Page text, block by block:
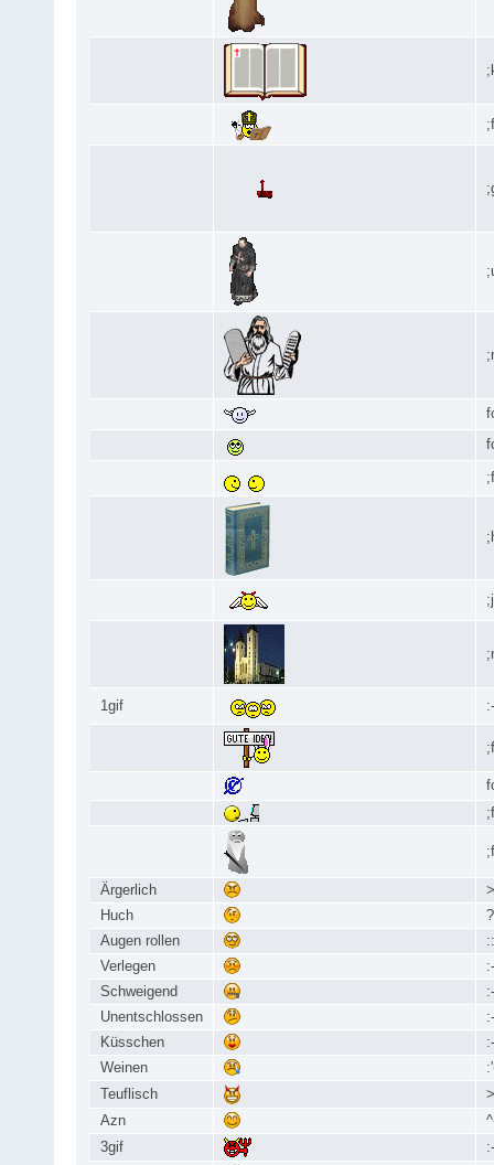
1gif
Ärgerlich
Huch
Augen rollen
Verlegen
Schweigend
Unentschlossen
Küsschen
Weinen
Teuflisch
Azn
3gif